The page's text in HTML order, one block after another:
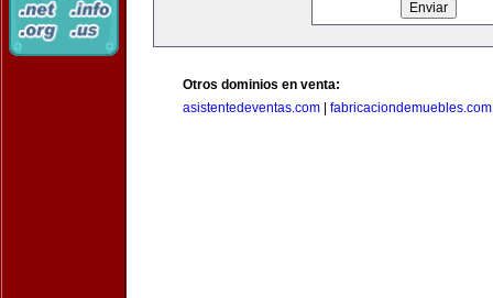
Otros dominios en venta:
asistentedeventas.com
fabricaciondemuebles.com